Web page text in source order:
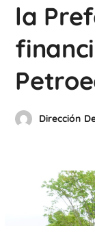
la
Dirección